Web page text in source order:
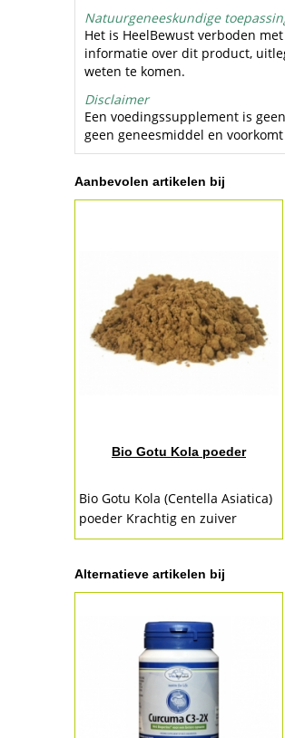
Natuurgeneeskundige
Het is HeelBewust verboden
informatie over dit product,
weten te komen.
Disclaimer
Een voedingssupplement is
geen geneesmiddel en
Aanbevolen artikelen bij
Bio Gotu Kola poeder
Bio Gotu Kola (Centella Asiatica)
poeder Krachtig en zuiver
brainfood, SKAL gecertificeerd!
asiatica, Hydrocotyle...
Alternatieve artikelen bij